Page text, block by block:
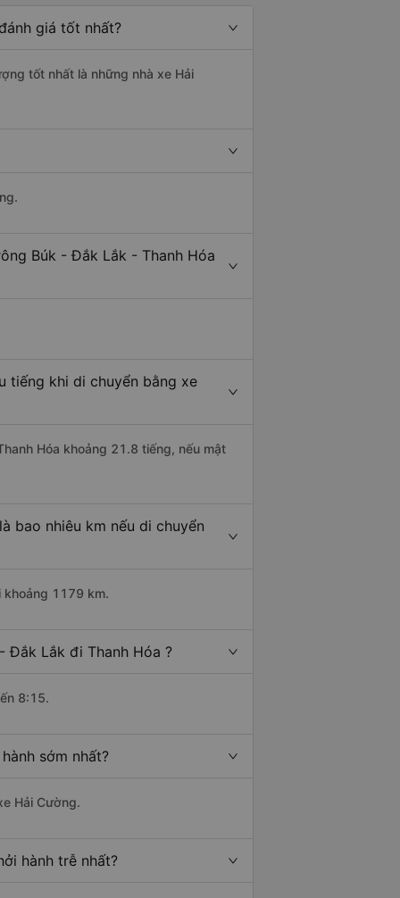
giá tốt nhất?
tốt nhất là những nhà xe Hải
Búk - Đắk Lắk - Thanh Hóa
tiếng khi di chuyển bằng xe
Hóa khoảng 21.8 tiếng, nếu mật
bao nhiêu km nếu di chuyển
khoảng 1179 km.
Đắk Lắk đi Thanh Hóa ?
8:15.
sớm nhất?
Hải Cường.
hành trễ nhất?